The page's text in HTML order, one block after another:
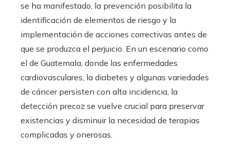
se ha manifestado, la prevención posibilita la
identificación de elementos de riesgo y la
implementación de acciones correctivas antes de
que se produzca el perjuicio. En un escenario como
el de Guatemala, donde las enfermedades
cardiovasculares, la diabetes y algunas variedades
de cáncer persisten con alta incidencia, la
detección precoz se vuelve crucial para preservar
existencias y disminuir la necesidad de terapias
complicadas y onerosas.